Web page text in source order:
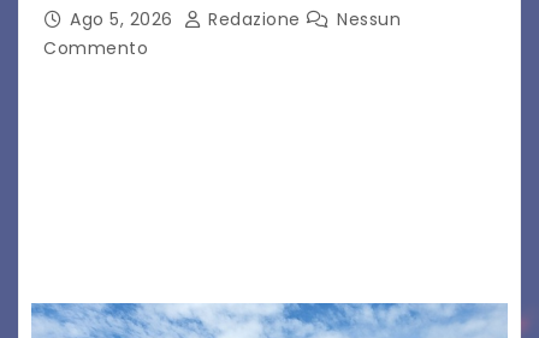
Ago 5, 2026 Redazione
Nessun
Commento